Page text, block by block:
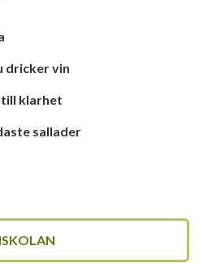
dricker vin
klarhet
sallader